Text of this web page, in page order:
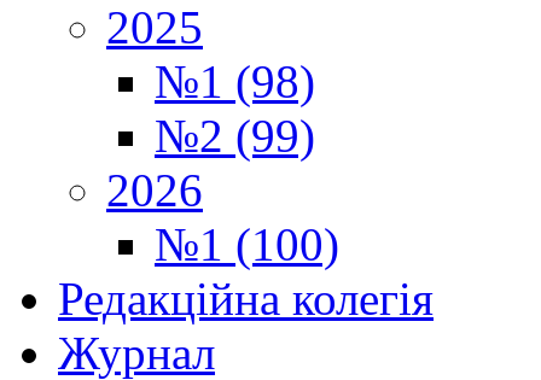
2025
№1 (98)
№2 (99)
2026
№1 (100)
Редакційна колегія
Журнал